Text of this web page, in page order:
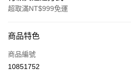
超取滿NT$999免運
信用卡一次付款
信用卡分期付款
商品特色
商品編號
10851752